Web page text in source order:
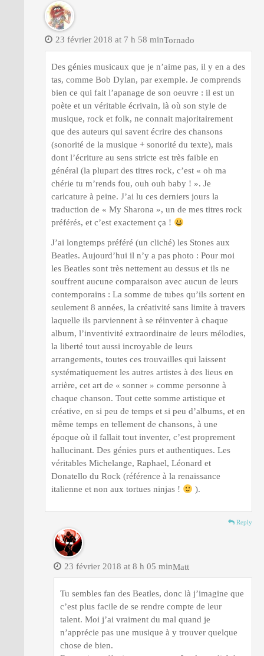
Tornado
23 février 2018 at 7 h 58 min
Des génies musicaux que je n’aime pas, il y en a des
tas, comme Bob Dylan, par exemple. Je comprends
bien ce qui fait l’apanage de son oeuvre : il est un
poète et un véritable écrivain, là où son style de
musique, rock et folk, ne connait majoritairement
que des auteurs qui savent écrire des chansons
(sonorité de la musique + sonorité du texte), mais
dont l’écriture au sens stricte est très faible en
général (la plupart des titres rock, c’est « oh ma
chérie tu m’rends fou, ouh ouh baby ! ». Je
caricature à peine. J’ai lu ces derniers jours la
traduction de « My Sharona », un de mes titres rock
préférés, et c’est exactement ça !
J’ai longtemps préféré (un cliché) les Stones aux
Beatles. Aujourd’hui il n’y a pas photo : Pour moi
les Beatles sont très nettement au dessus et ils ne
souffrent aucune comparaison avec aucun de leurs
contemporains : La somme de tubes qu’ils sortent en
seulement 8 années, la créativité sans limite à travers
laquelle ils parviennent à se réinventer à chaque
album, l’inventivité extraordinaire de leurs mélodies,
la liberté tout aussi incroyable de leurs
arrangements, toutes ces trouvailles qui laissent
systématiquement les autres artistes à des lieus en
arrière, cet art de « sonner » comme personne à
chaque chanson. Tout cette somme artistique et
créative, en si peu de temps et si peu d’albums, et en
même temps en tellement de chansons, à une
époque où il fallait tout inventer, c’est proprement
hallucinant. Des génies purs et authentiques. Les
véritables Michelange, Raphael, Léonard et
Donatello du Rock (référence à la renaissance
italienne et non aux tortues ninjas !
).
Reply
Matt
23 février 2018 at 8 h 05 min
Tu sembles fan des Beatles, donc là j’imagine que
c’est plus facile de se rendre compte de leur
talent. Moi j’ai vraiment du mal quand je
n’apprécie pas une musique à y trouver quelque
chose de bien.